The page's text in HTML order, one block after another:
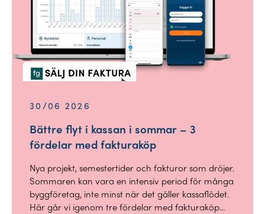
30/06 2026
Bättre flyt i kassan i sommar – 3
fördelar med fakturaköp
Nya projekt, semestertider och fakturor som dröjer.
Sommaren kan vara en intensiv period för många
byggföretag, inte minst när det gäller kassaflödet.
Här går vi igenom tre fördelar med fakturaköp...